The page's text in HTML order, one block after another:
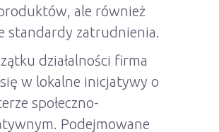
ale również
standardy zatrudnienia.
działalności firma
się w lokalne inicjatywy o
społeczno-
Podejmowane